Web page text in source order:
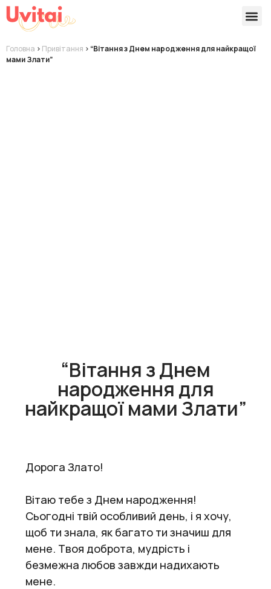
Головна > Привітання > “Вітання з Днем народження для найкращої
мами Злати”
“Вітання з Днем
народження для
найкращої мами Злати”
Дорога Злато!
Вітаю тебе з Днем народження!
Сьогодні твій особливий день, і я хочу,
щоб ти знала, як багато ти значиш для
мене. Твоя доброта, мудрість і
безмежна любов завжди надихають
мене.